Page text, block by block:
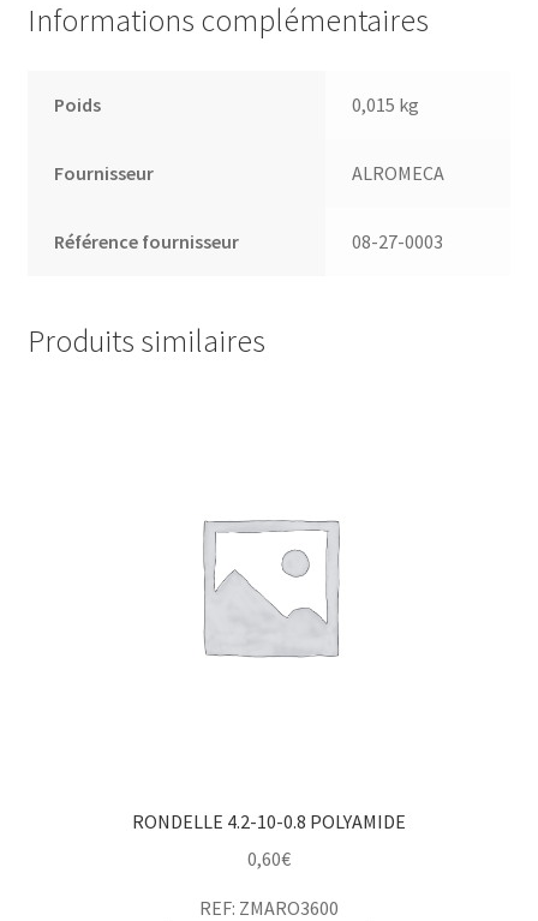
Informations complémentaires
Poids 0,015 kg
Fournisseur ALROMECA
Référence fournisseur 08-27-0003
Produits similaires
RONDELLE 4.2-10-0.8 POLYAMIDE
0,60€
REF: ZMARO3600